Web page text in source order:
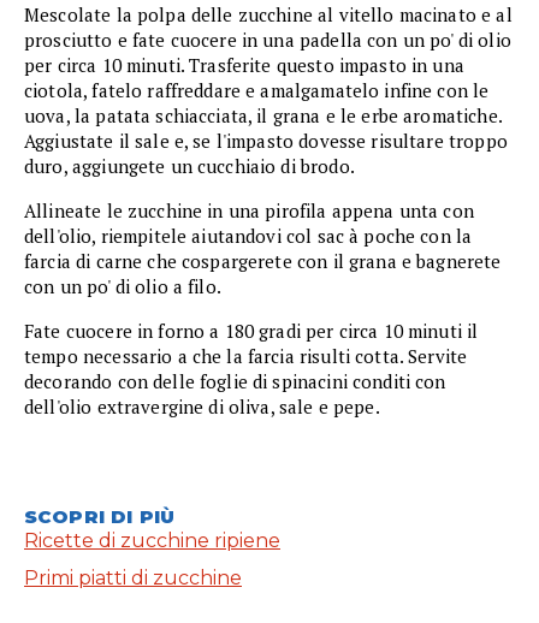
Mescolate la polpa delle zucchine al vitello macinato e al
prosciutto e fate cuocere in una padella con un po' di olio
per circa 10 minuti. Trasferite questo impasto in una
ciotola, fatelo raffreddare e amalgamatelo infine con le
uova, la patata schiacciata, il grana e le erbe aromatiche.
Aggiustate il sale e, se l'impasto dovesse risultare troppo
duro, aggiungete un cucchiaio di brodo.
Allineate le zucchine in una pirofila appena unta con
dell'olio, riempitele aiutandovi col sac à poche con la
farcia di carne che cospargerete con il grana e bagnerete
con un po' di olio a filo.
Fate cuocere in forno a 180 gradi per circa 10 minuti il
tempo necessario a che la farcia risulti cotta. Servite
decorando con delle foglie di spinacini conditi con
dell'olio extravergine di oliva, sale e pepe.
SCOPRI DI PIÙ
Ricette di zucchine ripiene
Primi piatti di zucchine